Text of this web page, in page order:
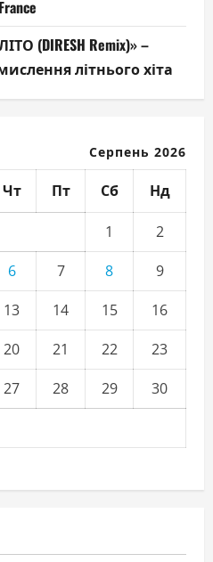
(DIRESH Remix)» –
літнього хіта
Серпень 2026
Чт Пт Сб Нд
1
2
6 7 8
9
13 14 15
16
20 21 22
23
27 28 29
30